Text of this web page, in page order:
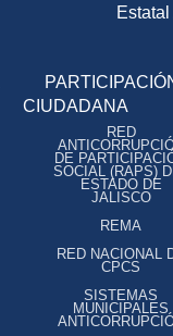
CIUDADANA
RED
DE
SOCIAL (RAPS)
ESTADO DE
JALISCO
REMA
RED NACIONAL
CPCS
SISTEMAS
MUNICIPALES